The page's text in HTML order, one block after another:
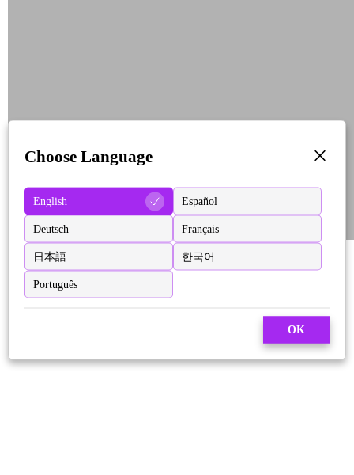
Choose Language
English Español
Deutsch Français
日本語 한국어
Português
OK